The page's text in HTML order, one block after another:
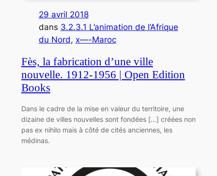
29 avril 2018
dans 3.2.3.1 L’animation de l’Afrique
du Nord, x—-Maroc
Fès, la fabrication d’une ville
nouvelle. 1912-1956 | Open Edition
Books
Dans le cadre de la mise en valeur du territoire, une
dizaine de villes nouvelles sont fondées […] créées non
pas ex nihilo mais à côté de cités anciennes, les
médinas.